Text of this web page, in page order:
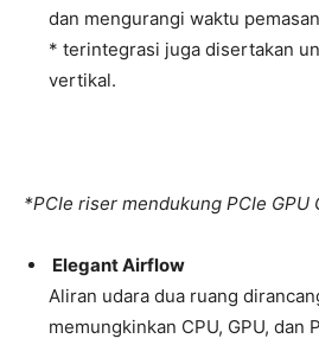
dan mengurangi waktu
* terintegrasi juga disertakan
vertikal.
*PCIe riser mendukung PCIe GPU
Elegant Airflow
Aliran udara dua ruang
memungkinkan CPU, GPU, dan